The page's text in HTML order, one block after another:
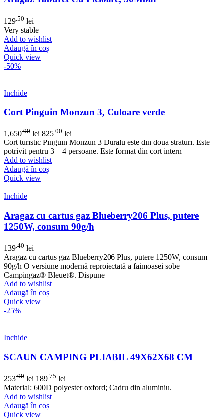
129 .50 lei
Very stable
Add to wishlist
Adaugă în coș
Quick view
-50%
Inchide
Cort Pinguin Monzun 3, Culoare verde
1,650.00 lei 825 .00 lei
Cort turistic Pinguin Monzun 3 Duralu este din două straturi. Este
potrivit pentru 3 – 4 persoane. Este format din cort intern
Add to wishlist
Adaugă în coș
Quick view
Inchide
Aragaz cu cartus gaz Blueberry206 Plus, putere
1250W, consum 90g/h
139 .40 lei
Aragaz cu cartus gaz Blueberry206 Plus, putere 1250W, consum
90g/h O versiune modernă reproiectată a faimoasei sobe
Campingaz® Bleuet®. Dispune
Add to wishlist
Adaugă în coș
Quick view
-25%
Inchide
SCAUN CAMPING PLIABIL 49X62X68 CM
253.00 lei 189 .75 lei
Material: 600D polyester oxford; Cadru din aluminiu.
Add to wishlist
Adaugă în coș
Quick view